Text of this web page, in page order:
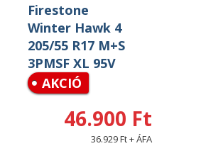
Firestone
Winter Hawk 4
205/55 R17 M+S
3PMSF XL 95V
AKCIÓ
46.900 Ft
36.929 Ft + ÁFA